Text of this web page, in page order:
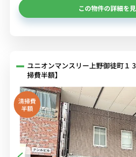
この物件の詳細を
ユニオンマンスリー上野御徒町１
掃費半額】
清掃費
半額